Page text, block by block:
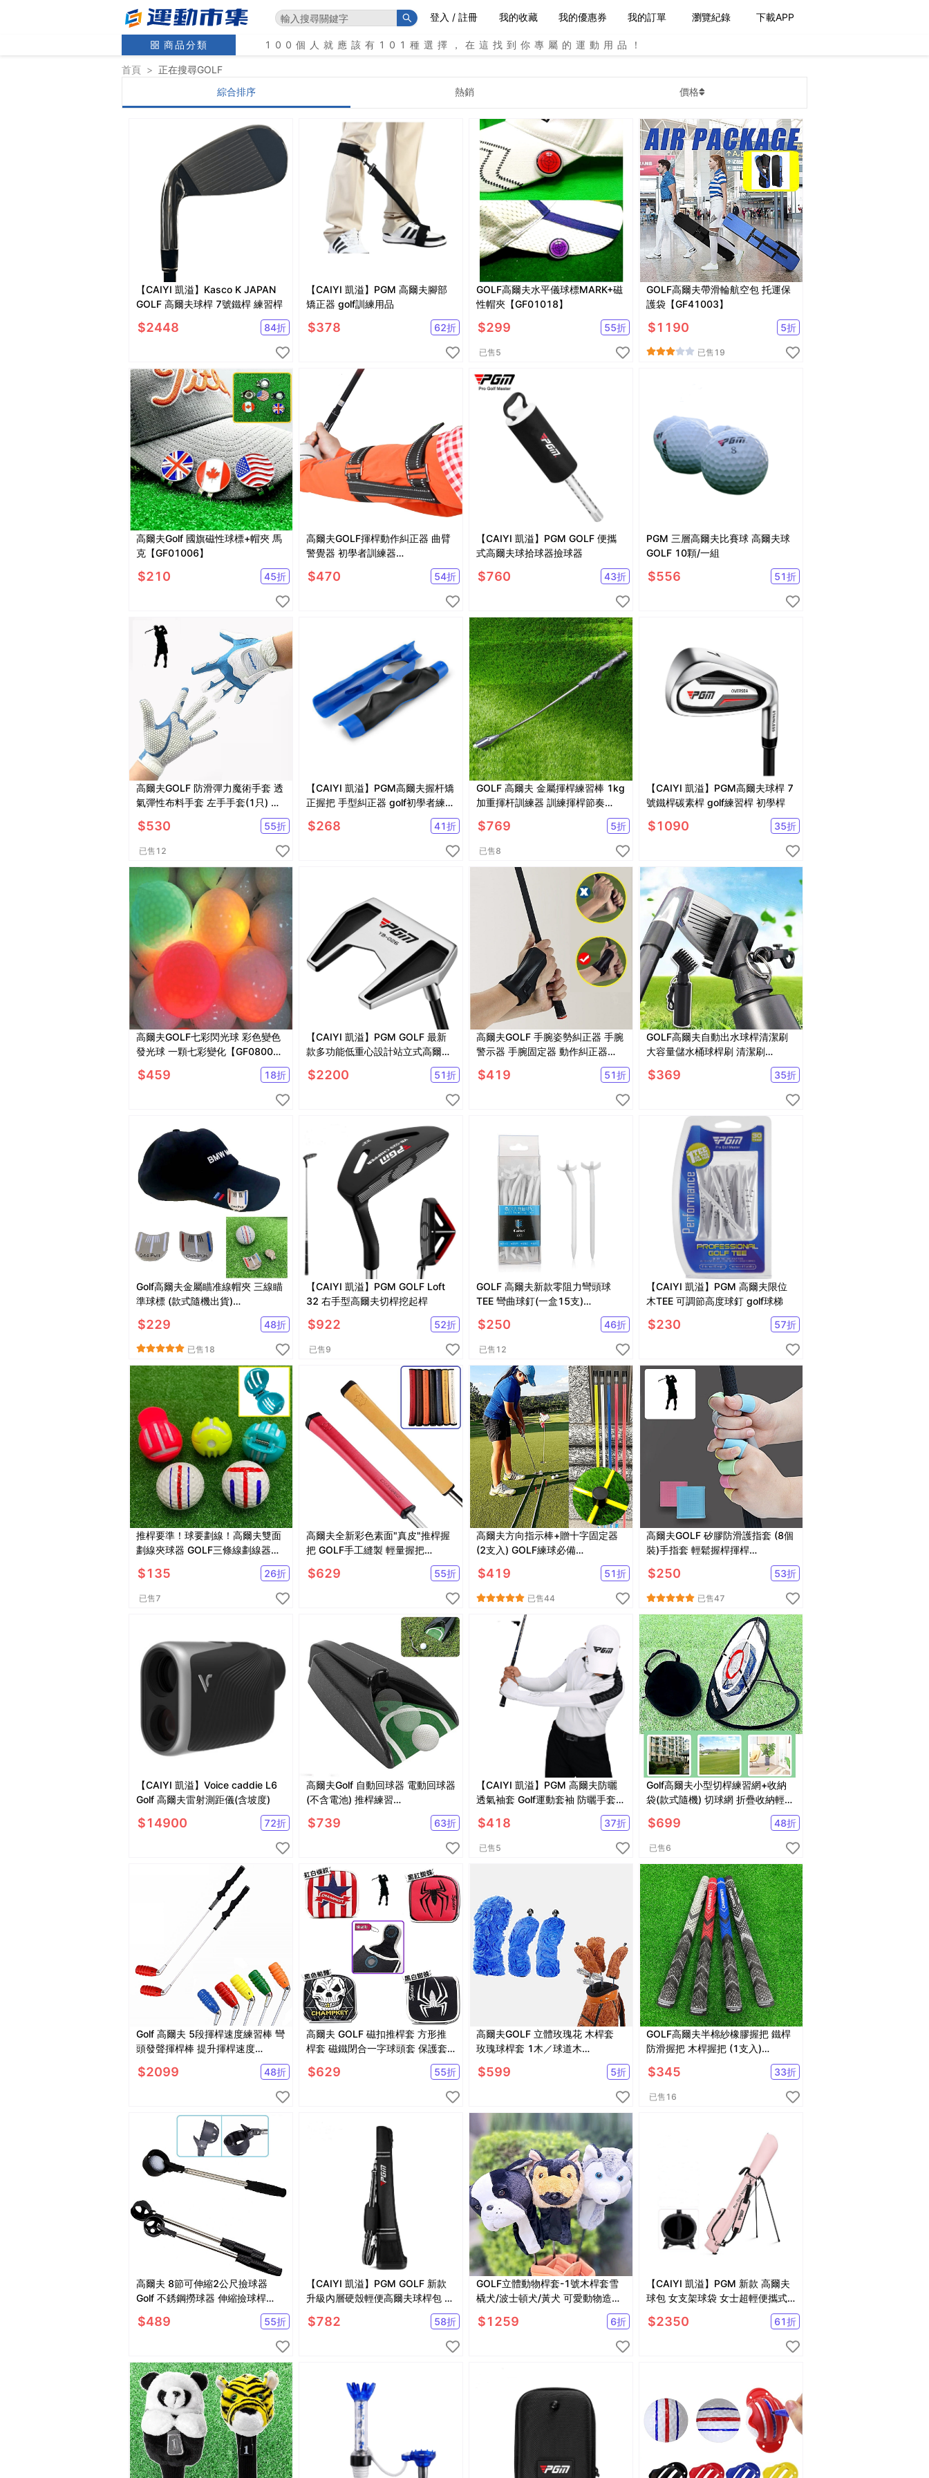
登入 / 註冊 我的收藏 我的優惠券 我的訂單 瀏覽紀錄 下載APP
商品分類 100個人就應該有101種選擇，在這找到你專屬的運動用品！
首頁 > 正在搜尋GOLF
綜合排序
熱銷 價格
【CAIYI 凱溢】Kasco K JAPAN
GOLF 高爾夫球桿 7號鐵桿 練習桿
$2448 84折
【CAIYI 凱溢】PGM 高爾夫腳部
矯正器 golf訓練用品
$378 62折
GOLF高爾夫水平儀球標MARK+磁
性帽夾【GF01018】
$299 55折
已售5
GOLF高爾夫帶滑輪航空包 托運保
護袋【GF41003】
$1190 5折
已售 19
高爾夫Golf 國旗磁性球標+帽夾 馬
克【GF01006】
$210 45折
高爾夫GOLF揮桿動作糾正器 曲臂
警覺器 初學者訓練器
$470 54折
【CAIYI 凱溢】PGM GOLF 便攜
式高爾夫球拾球器撿球器
$760 43折
PGM 三層高爾夫比賽球 高爾夫球
GOLF 10顆/一組
$556 51折
高爾夫GOLF 防滑彈力魔術手套 透
氣彈性布料手套 左手手套(1只) 可
$530 55折
已售 12
【CAIYI 凱溢】PGM高爾夫握杆矯
正握把 手型糾正器 golf初學者練習
$268 41折
GOLF 高爾夫 金屬揮桿練習棒 1kg
加重揮杆訓練器 訓練揮桿節奏
$769 5折
已售8
【CAIYI 凱溢】PGM高爾夫球桿 7
號鐵桿碳素桿 golf練習桿 初學桿
$1090 35折
高爾夫GOLF七彩閃光球 彩色變色
發光球 一顆七彩變化【GF08005-
$459 18折
【CAIYI 凱溢】PGM GOLF 最新
款多功能低重心設計站立式高爾夫
$2200 51折
高爾夫GOLF 手腕姿勢糾正器 手腕
警示器 手腕固定器 動作糾正器
$419 51折
GOLF高爾夫自動出水球桿清潔刷
大容量儲水桶球桿刷 清潔刷
$369 35折
Golf高爾夫金屬瞄准線帽夾 三線瞄
準球標 (款式隨機出貨)
$229 48折
已售 18
【CAIYI 凱溢】PGM GOLF Loft
32 右手型高爾夫切桿挖起桿
$922 52折
已售9
GOLF 高爾夫新款零阻力彎頭球
TEE 彎曲球釘(一盒15支)
$250 46折
已售 12
【CAIYI 凱溢】PGM 高爾夫限位
木TEE 可調節高度球釘 golf球梯
$230 57折
推桿要準！球要劃線！高爾夫雙面
劃線夾球器 GOLF三條線劃線器
$135 26折
已售7
高爾夫全新彩色素面"真皮"推桿握
把 GOLF手工縫製 輕量握把
$629 55折
高爾夫方向指示棒+贈十字固定器
(2支入) GOLF練球必備
$419 51折
已售44
高爾夫GOLF 矽膠防滑護指套 (8個
裝)手指套 輕鬆握桿揮桿
$250 53折
已售47
【CAIYI 凱溢】Voice caddie L6
Golf 高爾夫雷射測距儀(含坡度)
$14900 72折
高爾夫Golf 自動回球器 電動回球器
(不含電池) 推桿練習
$739 63折
【CAIYI 凱溢】PGM 高爾夫防曬
透氣袖套 Golf運動套袖 防曬手套
$418 37折
已售5
Golf高爾夫小型切桿練習網+收納
袋(款式隨機) 切球網 折疊收納輕便
$699 48折
已售6
Golf 高爾夫 5段揮桿速度練習棒 彎
頭發聲揮桿棒 提升揮桿速度
$2099 48折
高爾夫 GOLF 磁扣推桿套 方形推
桿套 磁鐵閉合一字球頭套 保護套
$629 55折
高爾夫GOLF 立體玫瑰花 木桿套
玫瑰球桿套 1木／球道木
$599 5折
GOLF高爾夫半棉紗橡膠握把 鐵桿
防滑握把 木桿握把 (1支入)
$345 33折
已售 16
高爾夫 8節可伸縮2公尺撿球器
Golf 不銹鋼撈球器 伸縮撿球桿
$489 55折
【CAIYI 凱溢】PGM GOLF 新款
升級內層硬殼輕便高爾夫球桿包 裝
$782 58折
GOLF立體動物桿套-1號木桿套雪
橇犬/波士頓犬/黃犬 可愛動物造型
$1259 6折
【CAIYI 凱溢】PGM 新款 高爾夫
球包 女支架球袋 女士超輕便攜式
槍包 防水golf用品球桿袋 高爾夫球
袋
$2350 61折